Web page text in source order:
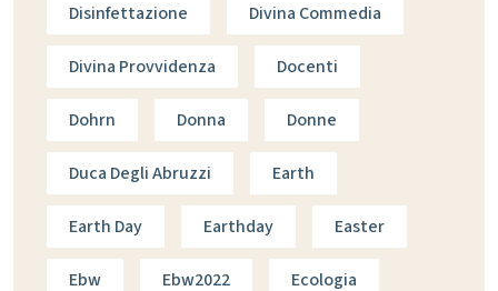
Disinfettazione Divina Commedia
Divina Provvidenza Docenti
Dohrn Donna Donne
Duca Degli Abruzzi Earth
Earth Day Earthday Easter
Ebw Ebw2022 Ecologia